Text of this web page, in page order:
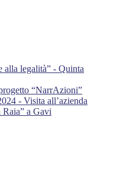
alla legalità” - Quinta
“NarrAzioni”
- Visita all’azienda
a Gavi